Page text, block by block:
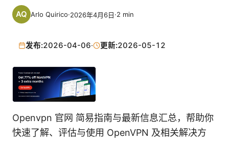
Arlo Quirico·2026年4月6日·2 min
发布:2026-04-06· 更新:2026-05-12
Openvpn 官网 简易指南与最新信息汇总，帮助你
快速了解、评估与使用 OpenVPN 及相关解决方